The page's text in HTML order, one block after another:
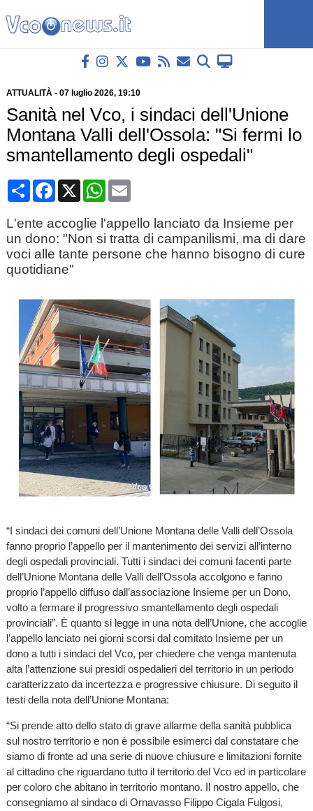
ATTUALITÀ- 07 luglio 2026, 19:10
Sanità nel Vco, i sindaci dell'Unione
Montana Valli dell'Ossola: "Si fermi lo
smantellamento degli ospedali"
CondividiFacebook
X WhatsApp
Email
L'ente accoglie l'appello lanciato da Insieme per
un dono: "Non si tratta di campanilismi, ma di dare
voci alle tante persone che hanno bisogno di cure
quotidiane"
“I sindaci dei comuni dell’Unione Montana delle Valli dell’Ossola
fanno proprio l’appello per il mantenimento dei servizi all’interno
degli ospedali provinciali. Tutti i sindaci dei comuni facenti parte
dell’Unione Montana delle Valli dell’Ossola accolgono e fanno
proprio l’appello diffuso dall’associazione Insieme per un Dono,
volto a fermare il progressivo smantellamento degli ospedali
provinciali”. È quanto si legge in una nota dell’Unione, che accoglie
l’appello lanciato nei giorni scorsi dal comitato Insieme per un
dono a tutti i sindaci del Vco, per chiedere che venga mantenuta
alta l’attenzione sui presidi ospedalieri del territorio in un periodo
caratterizzato da incertezza e progressive chiusure. Di seguito il
testi della nota dell’Unione Montana:
“Si prende atto dello stato di grave allarme della sanità pubblica
sul nostro territorio e non è possibile esimerci dal constatare che
siamo di fronte ad una serie di nuove chiusure e limitazioni fornite
al cittadino che riguardano tutto il territorio del Vco ed in particolare
per coloro che abitano in territorio montano. Il nostro appello, che
consegniamo al sindaco di Ornavasso Filippo Cigala Fulgosi,